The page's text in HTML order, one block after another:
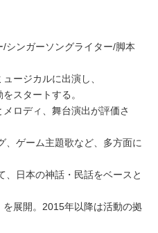
シンガーソングライター/脚本
ージカルに出演し、
スタートする。
ロディ、舞台演出が評価さ
、ゲーム主題歌など、多方面に
、日本の神話・民話をベースと
展開。2015年以降は活動の拠